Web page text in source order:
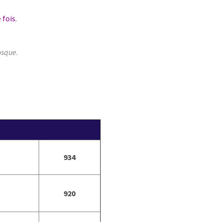
fois.
934
920